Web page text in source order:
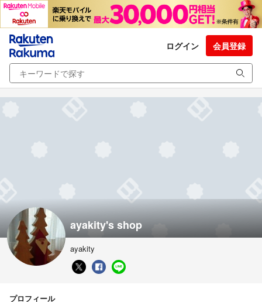
ログイン 会員登録
ayakity's shop
ayakity
プロフィール